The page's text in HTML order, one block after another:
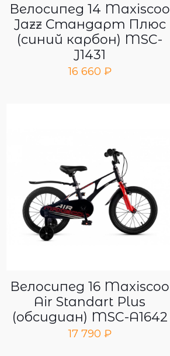
Велосипед 14 Maxiscoo
Jazz Стандарт Плюс
(синий карбон) MSC-
J1431
16 660 ₽
Велосипед 16 Maxiscoo
Air Standart Plus
(обсидиан) MSC-A1642
17 790 ₽